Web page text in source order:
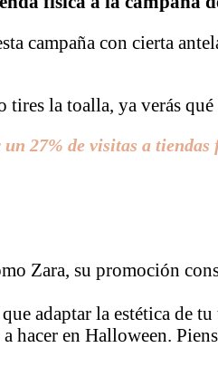
campaña con cierta
la toalla, ya verás qué
27% de visitas a
Zara, su promoción
adaptar la estética de tu
en Halloween.